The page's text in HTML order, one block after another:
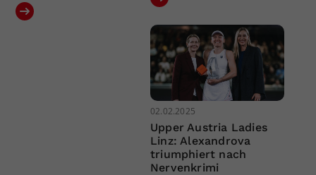
02.02.2025
Upper Austria Ladies
Linz: Alexandrova
triumphiert nach
Nervenkrimi